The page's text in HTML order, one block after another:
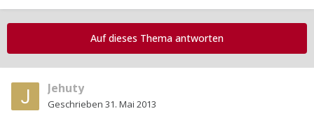
Auf dieses Thema antworten
Jehuty
Geschrieben 31. Mai 2013